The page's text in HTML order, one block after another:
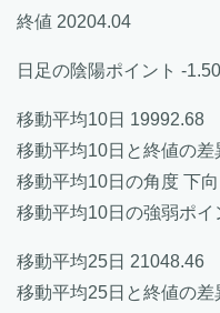
終値 20204.04
日足の陰陽ポイント -1.50
移動平均10日 19992.68
移動平均10日と終値の差
移動平均10日の角度 下向
移動平均10日の強弱ポイ
移動平均25日 21048.46
移動平均25日と終値の差